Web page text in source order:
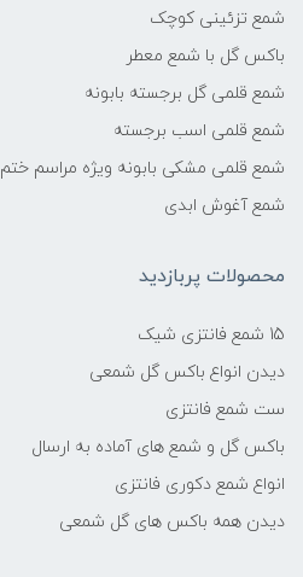
شمع تزئینی کوچک
باکس گل با شمع معطر
شمع قلمی گل برجسته بابونه
شمع قلمی اسب برجسته
شمع قلمی مشکی بابونه ویژه مراسم ختم
شمع آغوش ابدی
محصولات پربازدید
15 شمع فانتزی شیک
دیدن انواع باکس گل شمعی
ست شمع فانتزی
باکس گل و شمع های آماده به ارسال
انواع شمع دکوری فانتزی
دیدن همه باکس های گل شمعی